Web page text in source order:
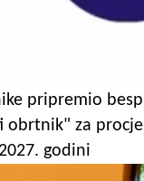
pripremio
obrtnik" za
godini